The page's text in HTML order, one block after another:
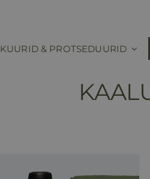
KUURID & PROTSEDUURID